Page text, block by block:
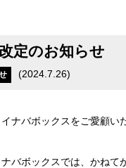
定のお知らせ
(2024.7.26)
ナバボックスをご愛顧い
バボックスでは、かねて